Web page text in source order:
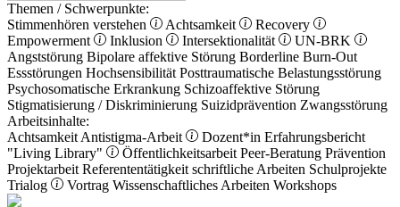
Themen / Schwerpunkte:
Stimmenhören verstehen
Achtsamkeit
Recovery
Empowerment
Inklusion Intersektionalität
UN-BRK
Angststörung Bipolare affektive Störung Borderline Burn-Out
Essstörungen Hochsensibilität Posttraumatische Belastungsstörung
Psychosomatische Erkrankung Schizoaffektive Störung
Stigmatisierung / Diskriminierung Suizidprävention Zwangsstörung
Arbeitsinhalte:
Achtsamkeit Antistigma-Arbeit Dozent*in Erfahrungsbericht
"Living Library"
Öffentlichkeitsarbeit Peer-Beratung Prävention
Projektarbeit Referententätigkeit schriftliche Arbeiten Schulprojekte
Trialog
Vortrag Wissenschaftliches Arbeiten Workshops